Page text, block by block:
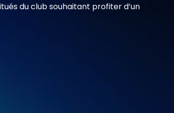
du club souhaitant profiter d’un